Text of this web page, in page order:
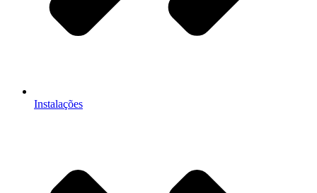
Instalações